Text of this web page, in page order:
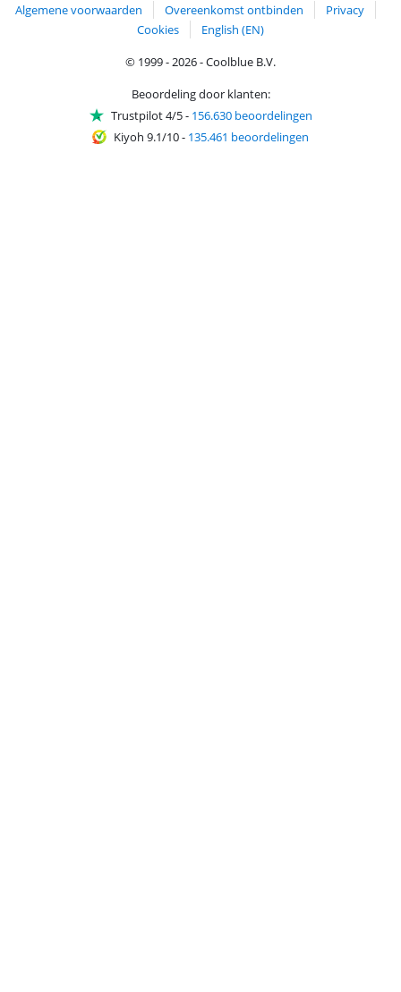
Algemene voorwaarden Overeenkomst ontbinden
Privacy
Cookies
English (EN)
© 1999 - 2026 - Coolblue B.V.
Beoordeling door klanten:
Trustpilot 4/5- 156.630 beoordelingen
Kiyoh 9.1/10- 135.461 beoordelingen